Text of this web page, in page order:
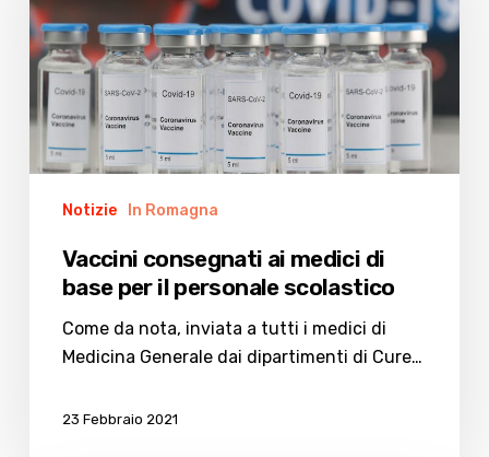
di
base
per
il
personale
scolastico
Notizie In Romagna
Vaccini consegnati ai medici di
base per il personale scolastico
Come da nota, inviata a tutti i medici di
Medicina Generale dai dipartimenti di Cure…
23 Febbraio 2021